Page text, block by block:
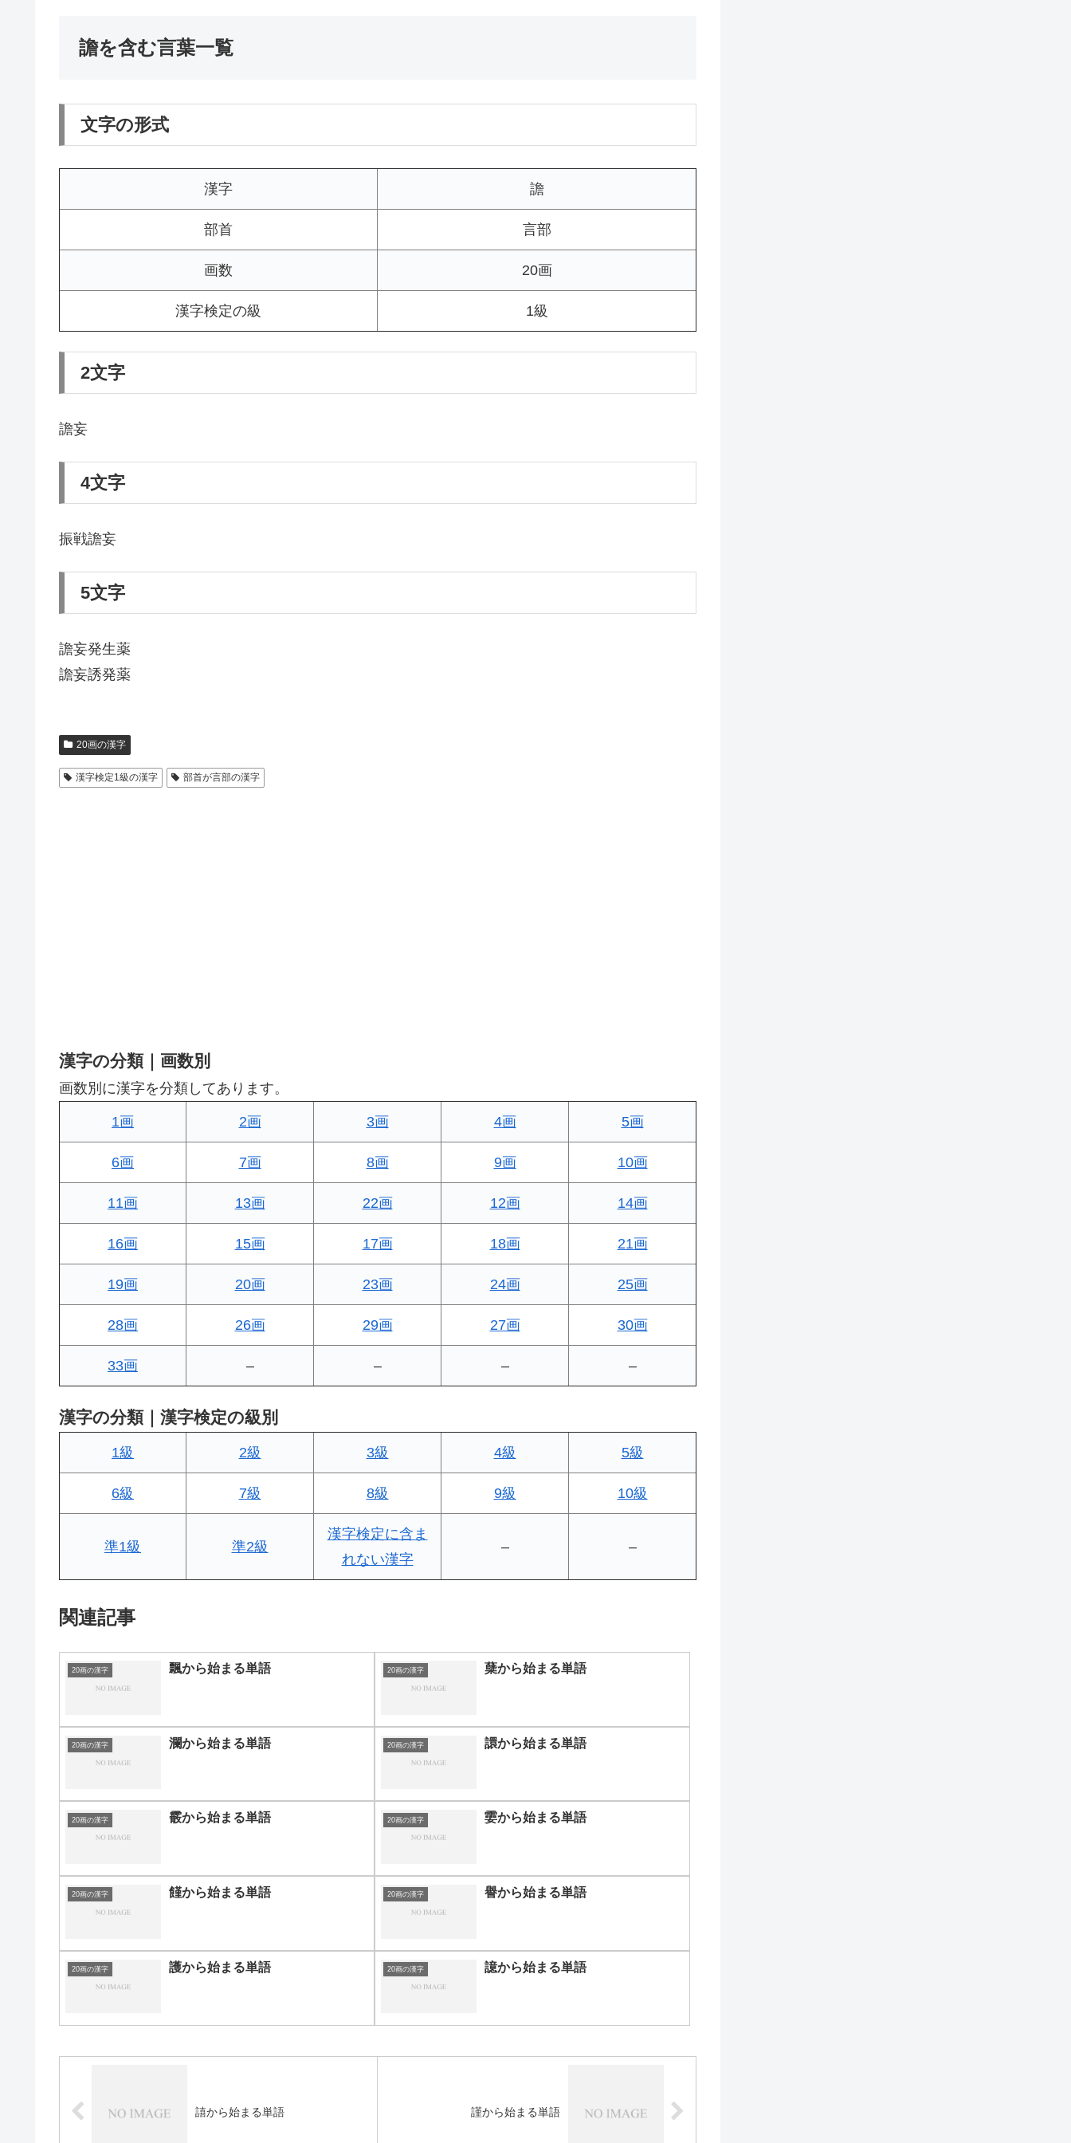
譫を含む言葉一覧
文字の形式
漢字 譫
部首 言部
画数 20画
漢字検定の級 1級
2文字
譫妄
4文字
振戦譫妄
5文字
譫妄発生薬
譫妄誘発薬
20画の漢字
漢字検定1級の漢字 部首が言部の漢字
漢字の分類｜画数別
画数別に漢字を分類してあります。
1画 2画 3画 4画 5画
6画 7画 8画 9画 10画
11画 13画 22画 12画 14画
16画 15画 17画 18画 21画
19画 20画 23画 24画 25画
28画 26画 29画 27画 30画
33画 – – – –
漢字の分類｜漢字検定の級別
1級 2級 3級 4級 5級
6級 7級 8級 9級 10級
準1級 準2級
漢字検定に含ま
れない漢字
– –
関連記事
20画の漢字 飄から始まる単語 20画の漢字 蘖から始まる単語
20画の漢字 瀾から始まる単語 20画の漢字 譞から始まる単語
20画の漢字 霰から始まる単語 20画の漢字 孁から始まる単語
20画の漢字 饉から始まる単語 20画の漢字 譽から始まる単語
20画の漢字 護から始まる単語 20画の漢字 譩から始まる単語
譆から始まる単語 謹から始まる単語